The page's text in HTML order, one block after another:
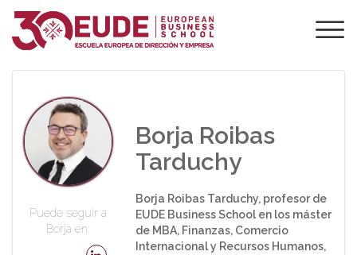
PROFESORADO DE
EUDE
Puede seguir a
Borja en:
Borja Roibas
Tarduchy
Borja Roibas Tarduchy, profesor de
EUDE Business School en los máster
de MBA, Finanzas, Comercio
Internacional y Recursos Humanos,